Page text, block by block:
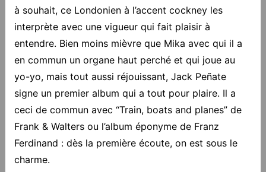
à souhait, ce Londonien à l’accent cockney les
interprète avec une vigueur qui fait plaisir à
entendre. Bien moins mièvre que Mika avec qui il a
en commun un organe haut perché et qui joue au
yo-yo, mais tout aussi réjouissant, Jack Peñate
signe un premier album qui a tout pour plaire. Il a
ceci de commun avec “Train, boats and planes” de
Frank & Walters ou l’album éponyme de Franz
Ferdinand : dès la première écoute, on est sous le
charme.